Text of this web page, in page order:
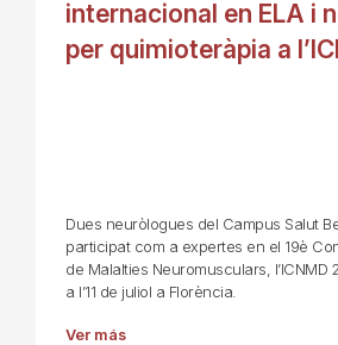
internacional en ELA i
per quimioteràpia a
Dues neuròlogues del Campus Salut
participat com a expertes en el 19è
de Malalties Neuromusculars, l’ICNMD
a l’11 de juliol a Florència.
Ver más